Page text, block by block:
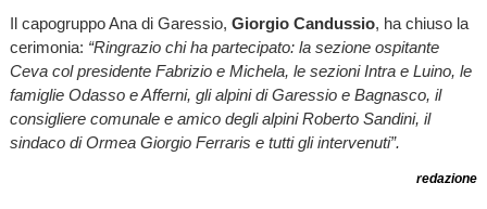
Il capogruppo Ana di Garessio, Giorgio Candussio, ha chiuso la
cerimonia: “Ringrazio chi ha partecipato: la sezione ospitante
Ceva col presidente Fabrizio e Michela, le sezioni Intra e Luino, le
famiglie Odasso e Afferni, gli alpini di Garessio e Bagnasco, il
consigliere comunale e amico degli alpini Roberto Sandini, il
sindaco di Ormea Giorgio Ferraris e tutti gli intervenuti”.
redazione